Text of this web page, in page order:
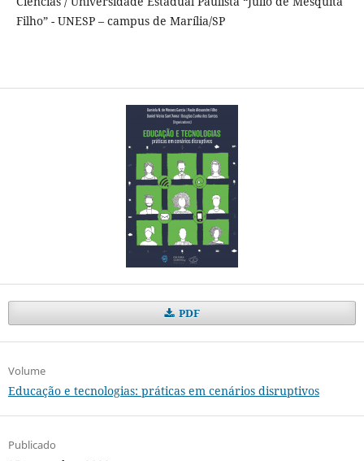
Filho” - UNESP – campus de Marília/SP
PDF
Volume
Educação e tecnologias: práticas em cenários disruptivos
Publicado